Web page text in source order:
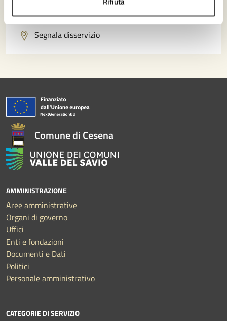
Problemi in città
Segnala disservizio
Comune di Cesena
AMMINISTRAZIONE
Aree amministrative
Organi di governo
Uffici
Enti e fondazioni
Documenti e Dati
Politici
Personale amministrativo
CATEGORIE DI SERVIZIO